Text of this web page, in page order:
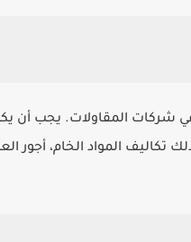
المقاولات. يجب أن
المواد الخام، أجور